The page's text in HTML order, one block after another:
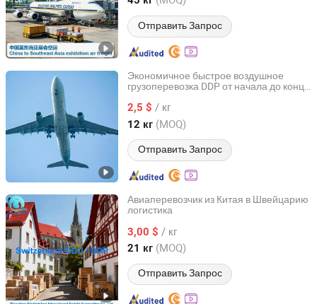
Отправить Запрос
Экономичное быстрое воздушное
грузоперевозка DDP от начала до конца
Соединенные Штаты
2,5 $ / кг
12 кг (MOQ)
Отправить Запрос
Shenzhen Anbotong International Logistics Co., Ltd.
Guangdong, China с 2026
Авиаперевозчик из Китая в Швейцарию
логистика
3,00 $ / кг
21 кг (MOQ)
Отправить Запрос
Shenzhen Qianbaishun International Freight Forwarding
Co., Ltd.
Guangdong, China